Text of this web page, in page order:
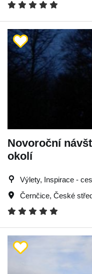
Novoroční
okolí
Výlety, Inspirace -
Černčice, České